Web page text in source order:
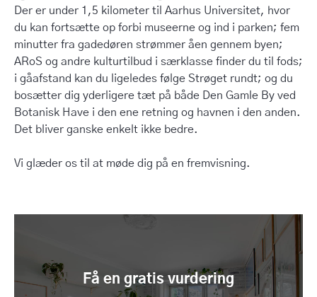
Der er under 1,5 kilometer til Aarhus Universitet, hvor
du kan fortsætte op forbi museerne og ind i parken; fem
minutter fra gadedøren strømmer åen gennem byen;
ARoS og andre kulturtilbud i særklasse finder du til fods;
i gåafstand kan du ligeledes følge Strøget rundt; og du
bosætter dig yderligere tæt på både Den Gamle By ved
Botanisk Have i den ene retning og havnen i den anden.
Det bliver ganske enkelt ikke bedre.
Vi glæder os til at møde dig på en fremvisning.
Få en gratis vurdering